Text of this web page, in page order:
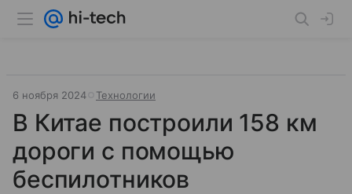
6 ноября 2024 Технологии
В Китае построили 158 км
дороги с помощью
беспилотников